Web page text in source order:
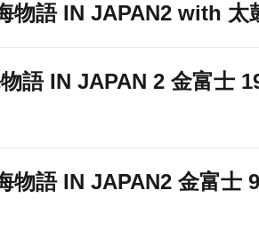
物語 IN JAPAN2 with 太
語 IN JAPAN 2 金富士
物語 IN JAPAN2 金富士